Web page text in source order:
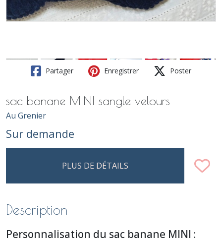
Partager Enregistrer Poster
sac banane MINI sangle velours
Au Grenier
Sur demande
PLUS DE DÉTAILS
Description
Personnalisation du sac banane MINI :